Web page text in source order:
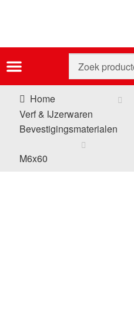
Home
Verf & IJzerwaren
Bevestigingsmaterialen
M6x60